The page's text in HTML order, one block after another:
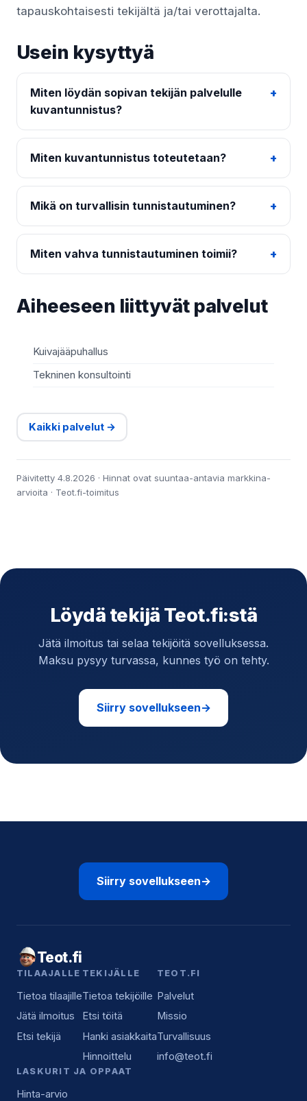
tapauskohtaisesti tekijältä ja/tai verottajalta.
Usein kysyttyä
Miten löydän sopivan tekijän palvelulle
kuvantunnistus?
Miten kuvantunnistus toteutetaan?
Mikä on turvallisin tunnistautuminen?
Miten vahva tunnistautuminen toimii?
Aiheeseen liittyvät palvelut
Kuivajääpuhallus
Tekninen konsultointi
Kaikki palvelut →
Päivitetty 4.8.2026 · Hinnat ovat suuntaa-antavia markkina-
arvioita · Teot.fi-toimitus
Löydä tekijä Teot.fi:stä
Jätä ilmoitus tai selaa tekijöitä sovelluksessa.
Maksu pysyy turvassa, kunnes työ on tehty.
Siirry sovellukseen→
Siirry sovellukseen→
Teot.fi
TILAAJALLE
Tietoa tilaajille
Jätä ilmoitus
Etsi tekijä
TEKIJÄLLE
Tietoa tekijöille
Etsi töitä
Hanki asiakkaita
Hinnoittelu
TEOT.FI
Palvelut
Missio
Turvallisuus
info@teot.fi
LASKURIT JA OPPAAT
Hinta-arvio